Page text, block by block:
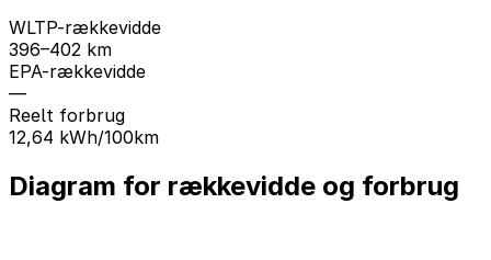
WLTP-rækkevidde
396–402 km
EPA-rækkevidde
—
Reelt forbrug
12,64 kWh/100km
Diagram for rækkevidde og forbrug